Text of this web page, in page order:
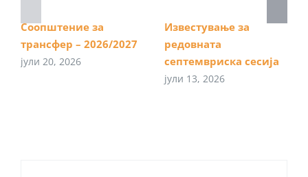
Соопштение за
трансфер – 2026/2027
јули 20, 2026
Известување за
редовната
септемвриска сесија
јули 13, 2026